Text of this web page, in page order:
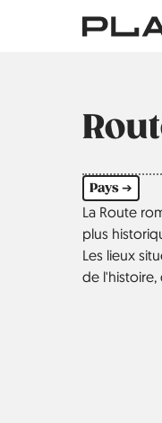
Pays ➔
La Route
plus
Les lieux
de